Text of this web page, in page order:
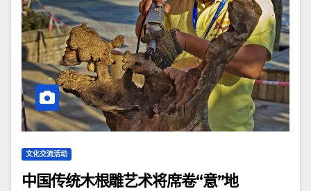
文化交流活动
中国传统木根雕艺术将席卷“意”地